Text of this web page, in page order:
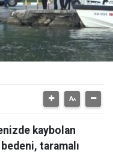
kaybolan
taramalı